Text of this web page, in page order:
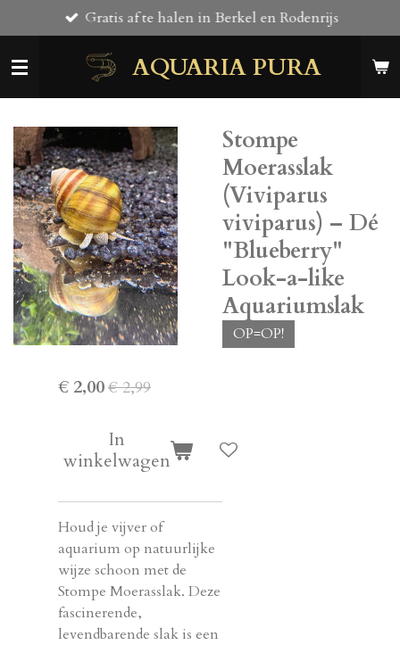
direct
naar
AQUARIA PURA
Gratis af te halen in Berkel en Rodenrijs
Stompe
Moerasslak
(Viviparus
viviparus) – Dé
"Blueberry"
Look-a-like
Aquariumslak
OP=OP!
€ 2,00€ 2,99
In
winkelwagen
Houd je vijver of
aquarium op natuurlijke
wijze schoon met de
Stompe Moerasslak. Deze
fascinerende,
levendbarende slak is een